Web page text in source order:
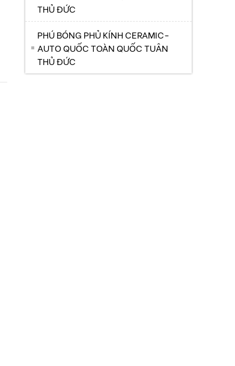
THỦ ĐỨC
PHÚ BÓNG PHỦ KÍNH CERAMIC-
AUTO QUỐC TOÀN QUỐC TUÂN
THỦ ĐỨC